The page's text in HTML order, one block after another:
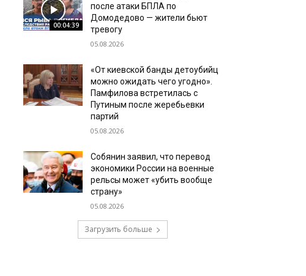
00:04:39
после атаки БПЛА по
Домодедово — жители бьют
тревогу
05.08.2026
«От киевской банды детоубийц
можно ожидать чего угодно».
Памфилова встретилась с
Путиным после жеребьевки
партий
05.08.2026
Собянин заявил, что перевод
экономики России на военные
рельсы может «убить вообще
страну»
05.08.2026
Загрузить больше